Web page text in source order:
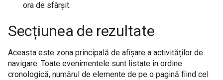
ora de sfârșit.
Secțiunea de rezultate
Aceasta este zona principală de afișare a activităților de
navigare. Toate evenimentele sunt listate în ordine
cronologică, numărul de elemente de pe o pagină fiind cel